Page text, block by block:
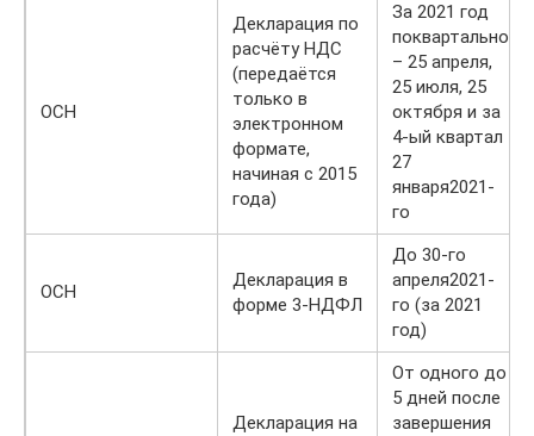
ОСН
Декларация по
расчёту НДС
(передаётся
только в
электронном
формате,
начиная с 2015
года)
За 2021 год
поквартально
– 25 апреля,
25 июля, 25
октября и за
4-ый квартал
27
января2021-
го
ОСН
Декларация в
форме 3-НДФЛ
До 30-го
апреля2021-
го (за 2021
год)
Декларация на
От одного до
5 дней после
завершения